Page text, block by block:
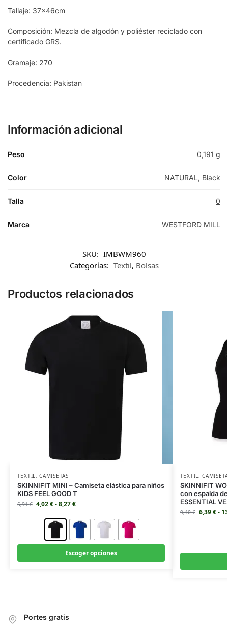
Tallaje: 37x46cm
Composición: Mezcla de algodón y poliéster reciclado con
certificado GRS.
Gramaje: 270
Procedencia: Pakistan
Información adicional
Peso 0,191 g
Color NATURAL, Black
Talla 0
Marca WESTFORD MILL
SKU: IMBWM960
Categorías: Textil, Bolsas
Productos relacionados
TEXTIL ,CAMISETAS
SKINNIFIT MINI – Camiseta elástica para niños
KIDS FEEL GOOD T
5,91€ 4,02€-8,27€
Escoger opciones
TEXTIL ,
SKINNIFIT
con espalda
ESSENTIAL
9,40€ 6,39€-
Portes gratis